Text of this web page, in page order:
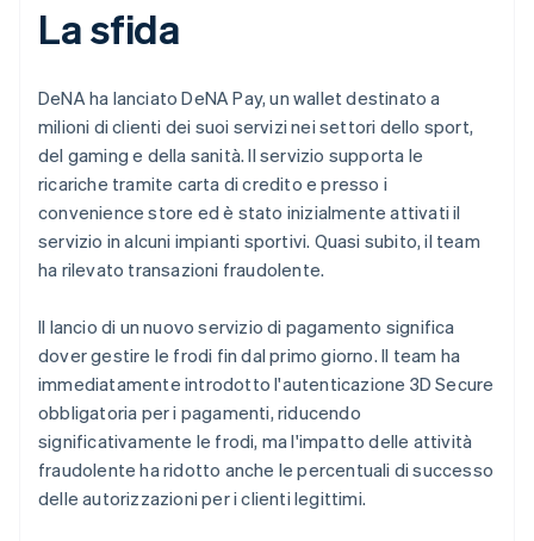
La sfida
DeNA ha lanciato DeNA Pay, un wallet destinato a
milioni di clienti dei suoi servizi nei settori dello sport,
del gaming e della sanità. Il servizio supporta le
ricariche tramite carta di credito e presso i
convenience store ed è stato inizialmente attivati il
servizio in alcuni impianti sportivi. Quasi subito, il team
ha rilevato transazioni fraudolente.
Il lancio di un nuovo servizio di pagamento significa
dover gestire le frodi fin dal primo giorno. Il team ha
immediatamente introdotto l'autenticazione 3D Secure
obbligatoria per i pagamenti, riducendo
significativamente le frodi, ma l'impatto delle attività
fraudolente ha ridotto anche le percentuali di successo
delle autorizzazioni per i clienti legittimi.